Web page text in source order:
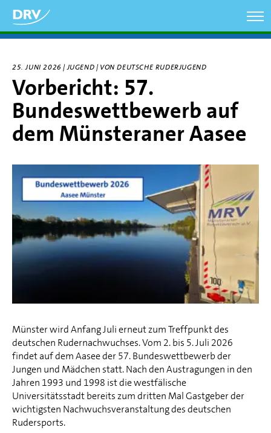
zum
Inhalt
25. JUNI 2026 | JUGEND | VON DEUTSCHE RUDERJUGEND
Vorbericht: 57.
Bundeswettbewerb auf
dem Münsteraner Aasee
Münster wird Anfang Juli erneut zum Treffpunkt des
deutschen Rudernachwuchses. Vom 2. bis 5. Juli 2026
findet auf dem Aasee der 57. Bundeswettbewerb der
Jungen und Mädchen statt. Nach den Austragungen in den
Jahren 1993 und 1998 ist die westfälische
Universitätsstadt bereits zum dritten Mal Gastgeber der
wichtigsten Nachwuchsveranstaltung des deutschen
Rudersports.